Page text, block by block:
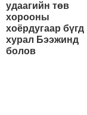
удаагийн төв
хорооны
хоёрдугаар бүгд
хурал Бээжинд
болов